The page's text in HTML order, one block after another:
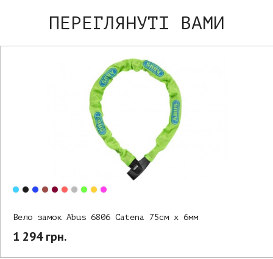
ПЕРЕГЛЯНУТІ ВАМИ
Вело замок Abus 6806 Catena 75см х 6мм
1 294 грн.